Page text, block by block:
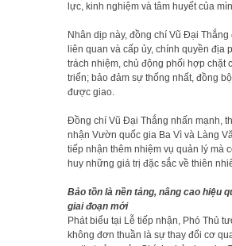
lực, kinh nghiệm và tâm huyết của
Nhân dịp này, đồng chí Vũ Đại
liên quan và cấp ủy, chính quyền
trách nhiệm, chủ động phối hợp chặt
triển; bảo đảm sự thống nhất, đồng
được giao.
Đồng chí Vũ Đại Thắng nhấn mạnh,
nhận Vườn quốc gia Ba Vì và Làng
tiếp nhận thêm nhiệm vụ quản lý mà
huy những giá trị đặc sắc về thiên
Bảo tồn là nền tảng, nâng cao hiệu
giai đoạn mới
Phát biểu tại Lễ tiếp nhận, Phó Thủ
không đơn thuần là sự thay đổi cơ